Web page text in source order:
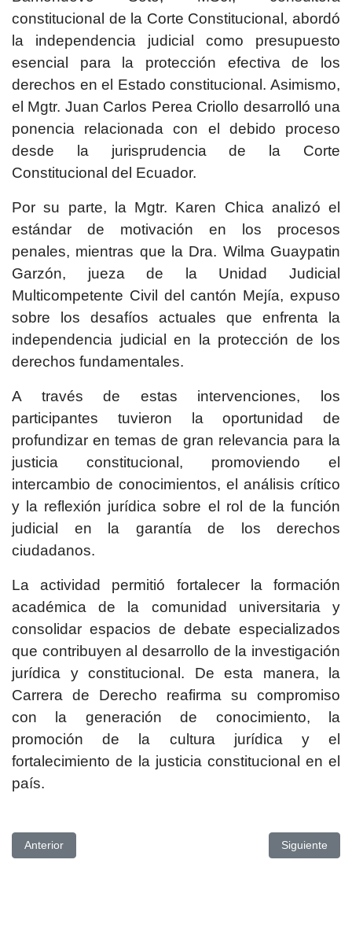
constitucional de la Corte Constitucional, abordó
la independencia judicial como presupuesto
esencial para la protección efectiva de los
derechos en el Estado constitucional. Asimismo,
el Mgtr. Juan Carlos Perea Criollo desarrolló una
ponencia relacionada con el debido proceso
desde la jurisprudencia de la Corte
Constitucional del Ecuador.
Por su parte, la Mgtr. Karen Chica analizó el
estándar de motivación en los procesos
penales, mientras que la Dra. Wilma Guaypatin
Garzón, jueza de la Unidad Judicial
Multicompetente Civil del cantón Mejía, expuso
sobre los desafíos actuales que enfrenta la
independencia judicial en la protección de los
derechos fundamentales.
A través de estas intervenciones, los
participantes tuvieron la oportunidad de
profundizar en temas de gran relevancia para la
justicia constitucional, promoviendo el
intercambio de conocimientos, el análisis crítico
y la reflexión jurídica sobre el rol de la función
judicial en la garantía de los derechos
ciudadanos.
La actividad permitió fortalecer la formación
académica de la comunidad universitaria y
consolidar espacios de debate especializados
que contribuyen al desarrollo de la investigación
jurídica y constitucional. De esta manera, la
Carrera de Derecho reafirma su compromiso
con la generación de conocimiento, la
promoción de la cultura jurídica y el
fortalecimiento de la justicia constitucional en el
país.
Artículo anterior: UPSE FORTALECE LA INCLUSIÓN
Anterior Artículo
Siguiente